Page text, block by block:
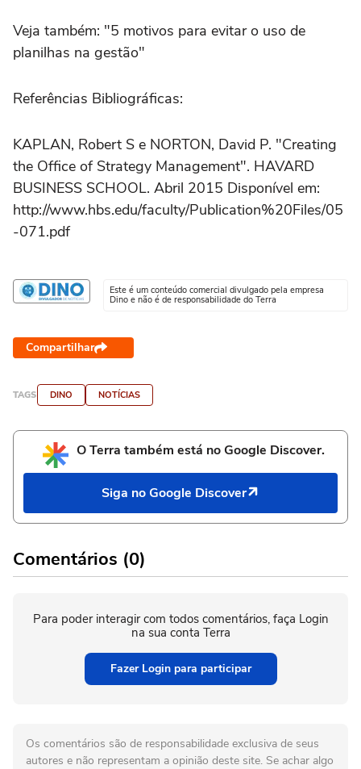
Veja também: "5 motivos para evitar o uso de
planilhas na gestão"
Referências Bibliográficas:
KAPLAN, Robert S e NORTON, David P. "Creating
the Office of Strategy Management". HAVARD
BUSINESS SCHOOL. Abril 2015 Disponível em:
http://www.hbs.edu/faculty/Publication%20Files/05
-071.pdf
Este é um conteúdo comercial divulgado pela empresa
Dino e não é de responsabilidade do Terra
Compartilhar
TAGS DINO NOTÍCIAS
O Terra também está no Google Discover.
Siga no Google Discover
Comentários (0)
Para poder interagir com todos comentários, faça Login
na sua conta Terra
Fazer Login para participar
Os comentários são de responsabilidade exclusiva de seus
autores e não representam a opinião deste site. Se achar algo